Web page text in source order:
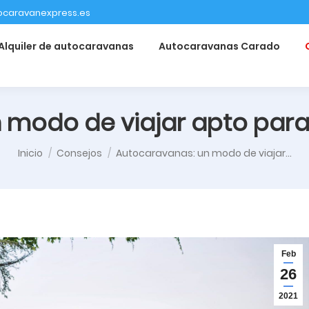
de autocaravanas Autocaravanas Carado
de viajar apto
Estás aquí:
Inicio Consejos Autocaravanas: un modo de viajar…
Feb
26
2021